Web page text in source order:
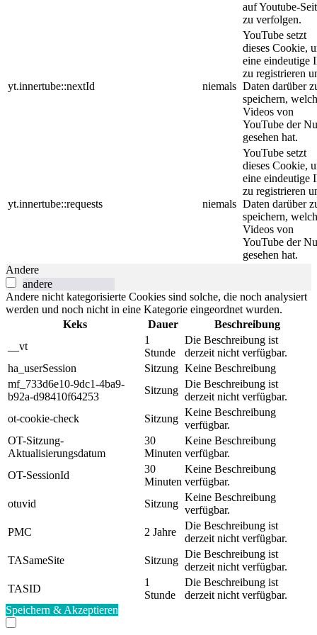
auf Youtube-
zu verfolgen.
yt.innertube::nextId niemals
YouTube setzt
dieses Cookie,
eine eindeutige
zu registrieren
Daten darüber
speichern,
Videos von
YouTube der
gesehen hat.
yt.innertube::requests niemals
YouTube setzt
dieses Cookie,
eine eindeutige
zu registrieren
Daten darüber
speichern,
Videos von
YouTube der
gesehen hat.
Andere
andere
Andere nicht kategorisierte Cookies sind solche, die noch analysiert
werden und noch nicht in eine Kategorie eingeordnet wurden.
Keks
Dauer
Beschreibung
__vt
1
Stunde
Die Beschreibung ist
derzeit nicht verfügbar.
ha_userSession
Sitzung Keine Beschreibung
mf_733d6e10-9dc1-4ba9-
b92a-d98410f64253
Sitzung
Die Beschreibung ist
derzeit nicht verfügbar.
ot-cookie-check
Sitzung
Keine Beschreibung
verfügbar.
OT-Sitzung-
Aktualisierungsdatum
30
Minuten
Keine Beschreibung
verfügbar.
OT-SessionId
30
Minuten
Keine Beschreibung
verfügbar.
otuvid
Sitzung
Keine Beschreibung
verfügbar.
PMC
2 Jahre
Die Beschreibung ist
derzeit nicht verfügbar.
TASameSite
Sitzung
Die Beschreibung ist
derzeit nicht verfügbar.
TASID
1
Stunde
Die Beschreibung ist
derzeit nicht verfügbar.
Speichern & Akzeptieren